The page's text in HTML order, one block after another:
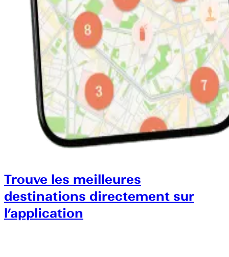
Trouve les meilleures
destinations directement sur
l’application